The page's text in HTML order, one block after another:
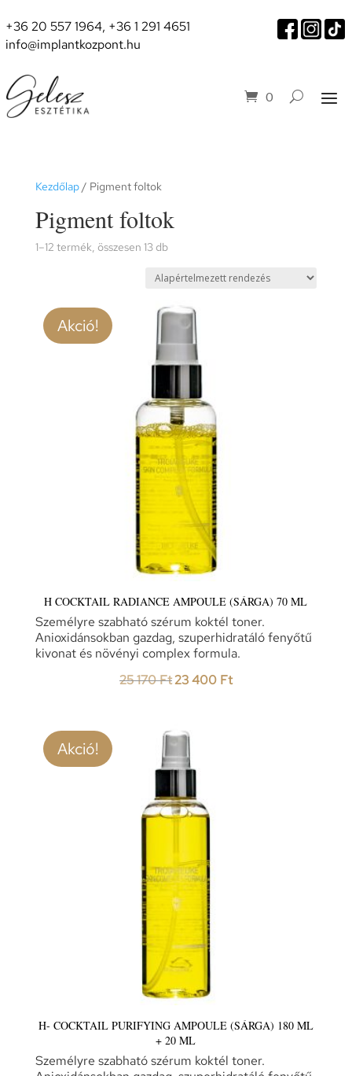
+36 20 557 1964, +36 1 291 4651
info@implantkozpont.hu
0
Kezdőlap/ Pigment foltok
Pigment foltok
1–12 termék, összesen 13 db
Akció!
H COCKTAIL RADIANCE AMPOULE (SÁRGA) 70 ML
Személyre szabható szérum koktél toner.
Anioxidánsokban gazdag, szuperhidratáló fenyőtű
kivonat és növényi complex formula.
25 170FtOriginal
25
170 Ft.
23 400 FtCurrent
Akció!
H- COCKTAIL PURIFYING AMPOULE (SÁRGA) 180 ML
+ 20 ML
Személyre szabható szérum koktél toner.